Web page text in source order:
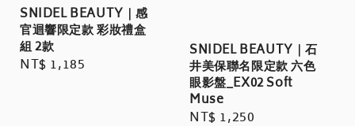
SNIDEL BEAUTY｜感
官迴響限定款 彩妝禮盒
組 2款
Regular
NT$ 1,185
SNIDEL BEAUTY｜石
井美保聯名限定款 六色
眼影盤_EX02 Soft
Muse
Regular
NT$ 1,250